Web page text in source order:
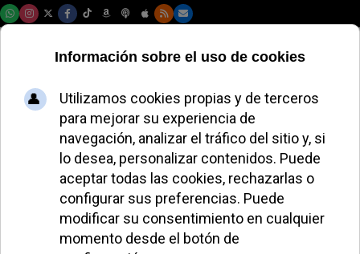
El Cardenal
Gambetti bendice a
los animales en el
Vaticano por la